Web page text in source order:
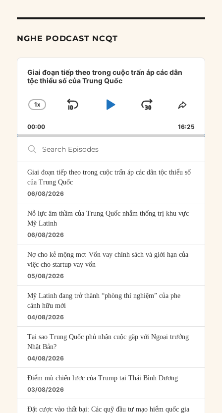
NGHE PODCAST NCQT
Audio
Player
Giai đoạn tiếp theo trong cuộc trấn áp các dân
tộc thiểu số của Trung Quốc
CHANGE
RATE
1X
SKIP
PLAYJUMP
FORWARD
SHARE
00:00 16:25
Search
Episodes
Giai đoạn tiếp theo trong cuộc trấn áp các dân tộc thiểu số
của Trung Quốc
06/08/2026
Nỗ lực âm thầm của Trung Quốc nhằm thống trị khu vực
Mỹ Latinh
06/08/2026
Nợ cho kẻ mộng mơ: Vốn vay chính sách và giới hạn của
việc cho startup vay vốn
05/08/2026
Mỹ Latinh đang trở thành “phòng thí nghiệm” của phe
cánh hữu mới
04/08/2026
Tại sao Trung Quốc phủ nhận cuộc gặp với Ngoại trưởng
Nhật Bản?
04/08/2026
Điểm mù chiến lược của Trump tại Thái Bình Dương
03/08/2026
Đặt cược vào thất bại: Các quỹ đầu tư mạo hiểm quốc gia